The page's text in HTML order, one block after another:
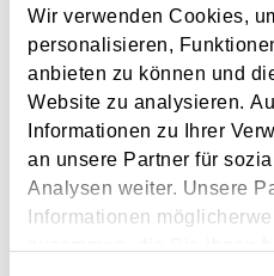
Wir verwenden Cookies,
personalisieren,
anbieten zu können und
Website zu analysieren.
Informationen zu Ihrer
an unsere Partner für
Analysen weiter. Unsere
Informationen
gegenständlichen Fall den
Langtext
empfehlen
Januar 2014
Ende November 2013 wurde
Umsatzsteuerbetrugsbekämpfung veröffentlicht